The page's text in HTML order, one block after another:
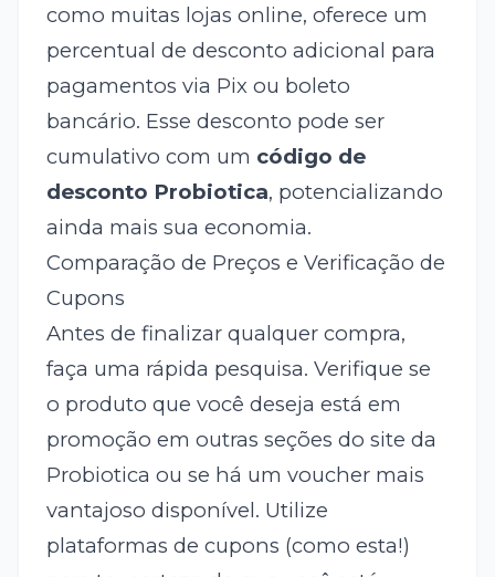
como muitas lojas online, oferece um
percentual de desconto adicional para
pagamentos via Pix ou boleto
bancário. Esse desconto pode ser
cumulativo com um código de
desconto Probiotica, potencializando
ainda mais sua economia.
Comparação de Preços e Verificação de
Cupons
Antes de finalizar qualquer compra,
faça uma rápida pesquisa. Verifique se
o produto que você deseja está em
promoção em outras seções do site da
Probiotica ou se há um voucher mais
vantajoso disponível. Utilize
plataformas de cupons (como esta!)